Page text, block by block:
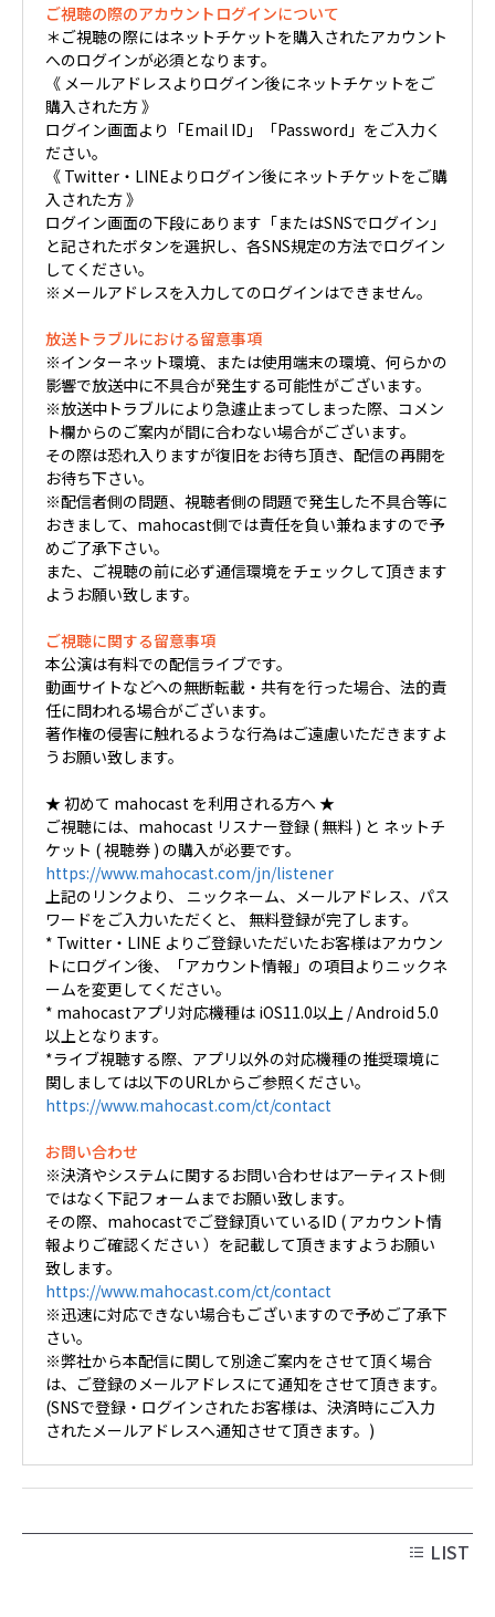
ご視聴の際のアカウントログインについて
＊ご視聴の際にはネットチケットを購入されたアカウント
へのログインが必須となります。
《 メールアドレスよりログイン後にネットチケットをご
購入された方 》
ログイン画面より「Email ID」「Password」をご入力く
ださい。
《 Twitter・LINEよりログイン後にネットチケットをご購
入された方 》
ログイン画面の下段にあります「またはSNSでログイン」
と記されたボタンを選択し、各SNS規定の方法でログイン
してください。
※メールアドレスを入力してのログインはできません。
放送トラブルにおける留意事項
※インターネット環境、または使用端末の環境、何らかの
影響で放送中に不具合が発生する可能性がございます。
※放送中トラブルにより急遽止まってしまった際、コメン
ト欄からのご案内が間に合わない場合がございます。
その際は恐れ入りますが復旧をお待ち頂き、配信の再開を
お待ち下さい。
※配信者側の問題、視聴者側の問題で発生した不具合等に
おきまして、mahocast側では責任を負い兼ねますので予
めご了承下さい。
また、ご視聴の前に必ず通信環境をチェックして頂きます
ようお願い致します。
ご視聴に関する留意事項
本公演は有料での配信ライブです。
動画サイトなどへの無断転載・共有を行った場合、法的責
任に問われる場合がございます。
著作権の侵害に触れるような行為はご遠慮いただきますよ
うお願い致します。
★ 初めて mahocast を利用される方へ ★
ご視聴には、mahocast リスナー登録 ( 無料 ) と ネットチ
ケット ( 視聴券 ) の購入が必要です。
https://www.mahocast.com/jn/listener
上記のリンクより、 ニックネーム、メールアドレス、パス
ワードをご入力いただくと、 無料登録が完了します。
* Twitter・LINE よりご登録いただいたお客様はアカウン
トにログイン後、「アカウント情報」の項目よりニックネ
ームを変更してください。
* mahocastアプリ対応機種は iOS11.0以上 / Android 5.0
以上となります。
*ライブ視聴する際、アプリ以外の対応機種の推奨環境に
関しましては以下のURLからご参照ください。
https://www.mahocast.com/ct/contact
お問い合わせ
※決済やシステムに関するお問い合わせはアーティスト側
ではなく下記フォームまでお願い致します。
その際、mahocastでご登録頂いているID ( アカウント情
報よりご確認ください ）を記載して頂きますようお願い
致します。
https://www.mahocast.com/ct/contact
※迅速に対応できない場合もございますので予めご了承下
さい。
※弊社から本配信に関して別途ご案内をさせて頂く場合
は、ご登録のメールアドレスにて通知をさせて頂きます。
(SNSで登録・ログインされたお客様は、決済時にご入力
されたメールアドレスへ通知させて頂きます。)
LIST